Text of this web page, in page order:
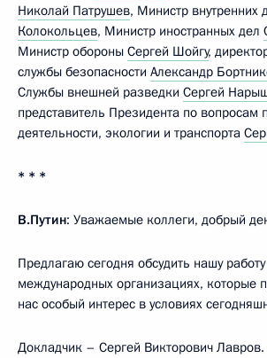
Николай Патрушев, Министр внутренних
Колокольцев, Министр иностранных дел
Министр обороны Сергей Шойгу,
службы безопасности Александр
Службы внешней разведки Сергей
представитель Президента по вопросам
деятельности, экологии и транспорта
* * *
В.Путин: Уважаемые коллеги, добрый
Предлагаю сегодня обсудить нашу
международных организациях, которые
нас особый интерес в условиях
Докладчик – Сергей Викторович